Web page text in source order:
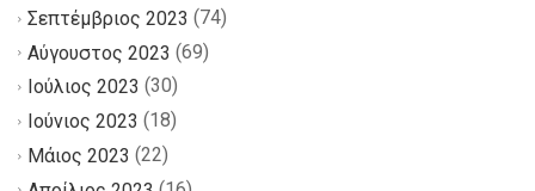
Σεπτέμβριος 2023 (74)
Αύγουστος 2023 (69)
Ιούλιος 2023 (30)
Ιούνιος 2023 (18)
Μάιος 2023 (22)